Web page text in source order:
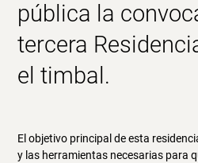
pública la
tercera
el timbal.
El objetivo principal de esta
y las herramientas necesarias para